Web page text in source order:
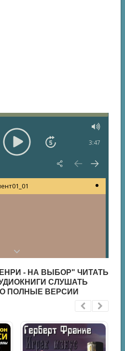
3:47
01_01
Черный Билл 02_01
- НА ВЫБОР" ЧИТАТЬ
СЛУШАТЬ
ПОЛНЫЕ ВЕРСИИ